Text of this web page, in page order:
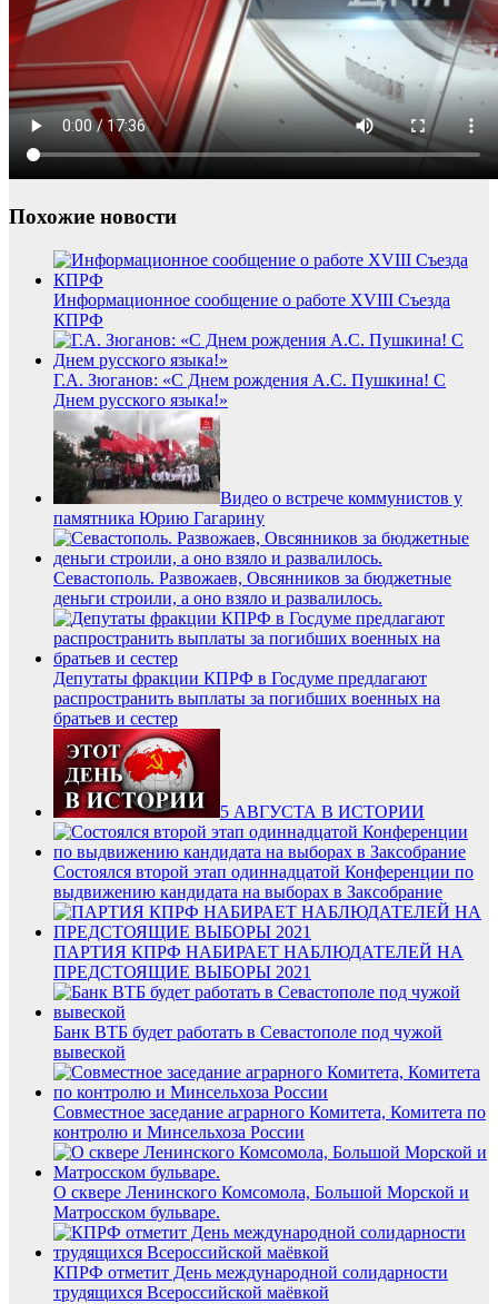
Похожие новости
Информационное сообщение о работе XVIII Съезда
КПРФ
Г.А. Зюганов: «С Днем рождения А.С. Пушкина! С
Днем русского языка!»
Видео о встрече коммунистов у
памятника Юрию Гагарину
Севастополь. Развожаев, Овсянников за бюджетные
деньги строили, а оно взяло и развалилось.
Депутаты фракции КПРФ в Госдуме предлагают
распространить выплаты за погибших военных на
братьев и сестер
5 АВГУСТА В ИСТОРИИ
Состоялся второй этап одиннадцатой Конференции по
выдвижению кандидата на выборах в Заксобрание
ПАРТИЯ КПРФ НАБИРАЕТ НАБЛЮДАТЕЛЕЙ НА
ПРЕДСТОЯЩИЕ ВЫБОРЫ 2021
Банк ВТБ будет работать в Севастополе под чужой
вывеской
Совместное заседание аграрного Комитета, Комитета по
контролю и Минсельхоза России
О сквере Ленинского Комсомола, Большой Морской и
Матросском бульваре.
КПРФ отметит День международной солидарности
трудящихся Всероссийской маёвкой